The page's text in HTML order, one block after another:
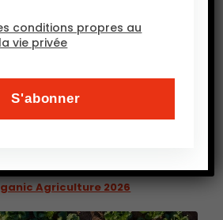
Agriculture 2026
conditions propres au
vie privée